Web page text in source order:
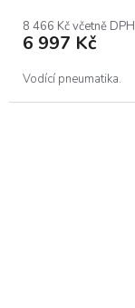
8 466 Kč včetně DPH
6 997 Kč
Vodící pneumatika.